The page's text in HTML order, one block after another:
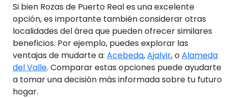
Si bien Rozas de Puerto Real es una excelente
opción, es importante también considerar otras
localidades del área que pueden ofrecer similares
beneficios. Por ejemplo, puedes explorar las
ventajas de mudarte a: Acebeda,Ajalvir, oAlameda
del Valle. Comparar estas opciones puede ayudarte
a tomar una decisión más informada sobre tu futuro
hogar.